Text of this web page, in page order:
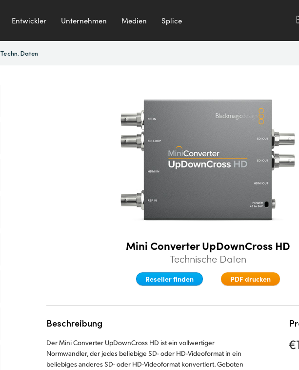
Entwickler Unternehmen Medien Splice
Techn. Daten
Mini Converter UpDownCross HD
Technische Daten
Reseller finden PDF drucken
Beschreibung
Der Mini Converter UpDownCross HD ist ein vollwertiger
Normwandler, der jedes beliebige SD- oder HD-Videoformat in ein
beliebiges anderes SD- oder HD-Videoformat konvertiert. Geboten